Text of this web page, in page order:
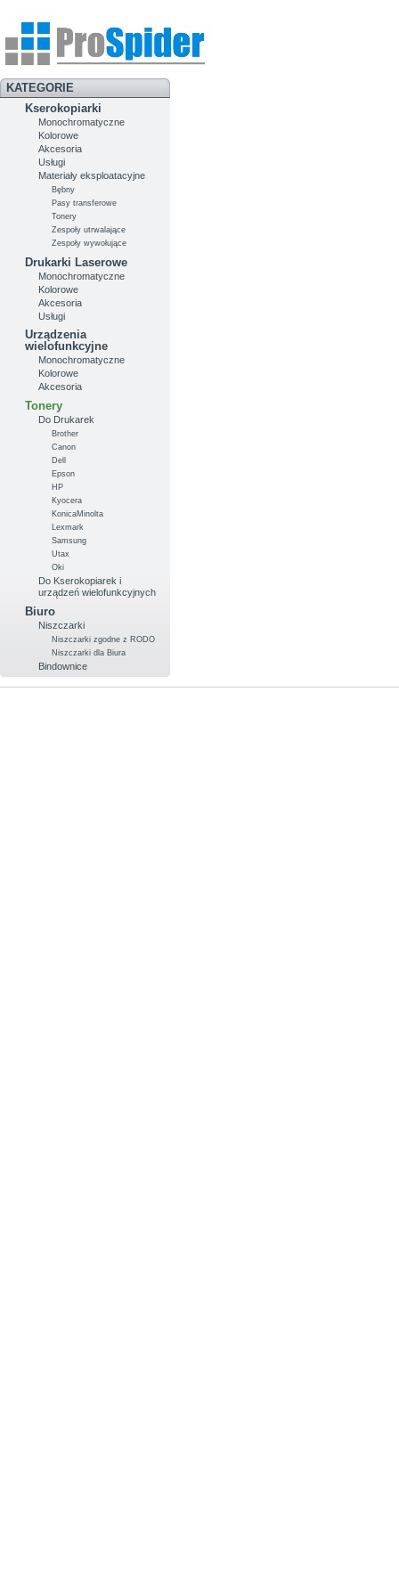
KATEGORIE
Kserokopiarki
Monochromatyczne
Kolorowe
Akcesoria
Usługi
Materiały eksploatacyjne
Bębny
Pasy transferowe
Tonery
Zespoły utrwalające
Zespoły wywołujące
Drukarki Laserowe
Monochromatyczne
Kolorowe
Akcesoria
Usługi
Urządzenia
wielofunkcyjne
Monochromatyczne
Kolorowe
Akcesoria
Tonery
Do Drukarek
Brother
Canon
Dell
Epson
HP
Kyocera
KonicaMinolta
Lexmark
Samsung
Utax
Oki
Do Kserokopiarek i
urządzeń wielofunkcyjnych
Biuro
Niszczarki
Niszczarki zgodne z RODO
Niszczarki dla Biura
Bindownice